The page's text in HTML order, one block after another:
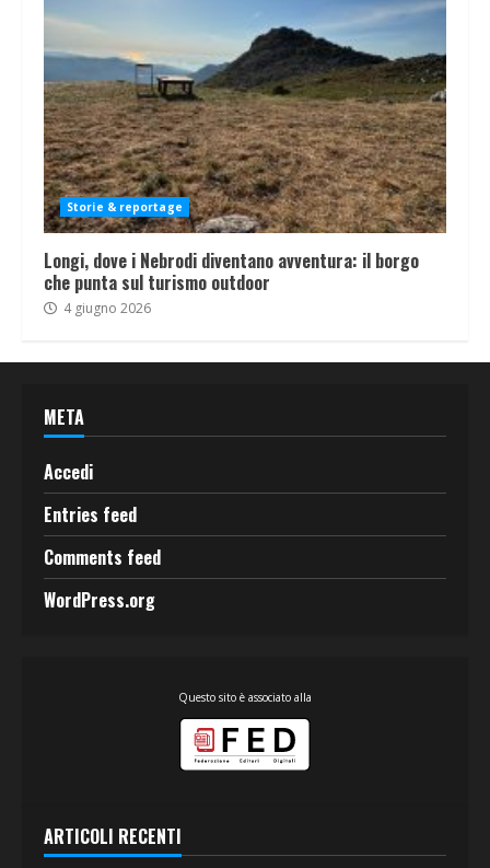
Storie & reportage
Longi, dove i Nebrodi diventano avventura: il borgo
che punta sul turismo outdoor
4 giugno 2026
META
Accedi
Entries feed
Comments feed
WordPress.org
Questo sito è associato alla
ARTICOLI RECENTI